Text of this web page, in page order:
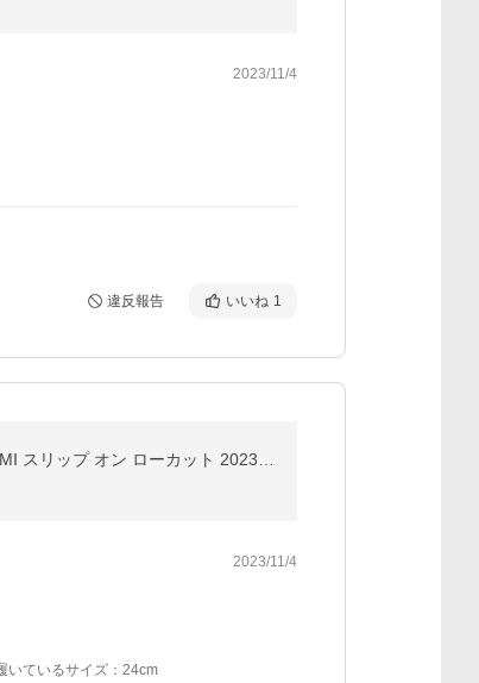
2023/11/4
違反報告 いいね 1
2023/11/4
いているサイズ：24cm